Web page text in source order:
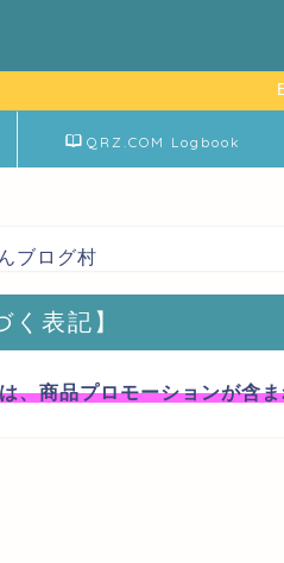
QRZ.COM Logbook
ブログ村
く表記】
、商品プロモーションが含